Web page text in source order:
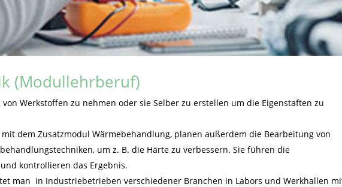
(Modullehrberuf)
Werkstoffen zu nehmen oder sie Selber zu erstellen um die Eigenstaften zu
dem Zusatzmodul Wärmebehandlung, planen außerdem die Bearbeitung von
um z. B. die Härte zu verbessern. Sie führen die
kontrollieren das Ergebnis.
man in Industriebetrieben verschiedener Branchen in Labors und Werkhallen